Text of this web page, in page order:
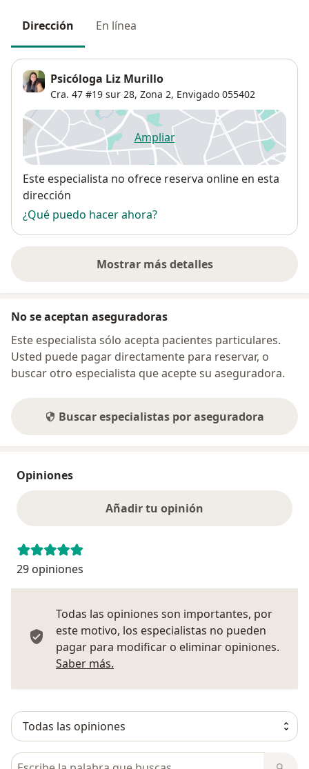
Dirección En línea
Psicóloga Liz Murillo
Cra. 47 #19 sur 28, Zona 2, Envigado 055402
Ampliarse abre en una nueva
Disponibilidad
Este especialista no ofrece reserva online en esta
dirección
¿Qué puedo hacer ahora?
Mostrar más detalles
sobre la dirección
No se aceptan aseguradoras
Este especialista sólo acepta pacientes particulares.
Usted puede pagar directamente para reservar, o
buscar otro especialista que acepte su aseguradora.
Buscar especialistas por aseguradora
Opiniones
Añadir tu opinión
29 opiniones
Todas las opiniones son importantes, por
este motivo, los especialistas no pueden
pagar para modificar o eliminar opiniones.
Saber más.
Busca en opiniones